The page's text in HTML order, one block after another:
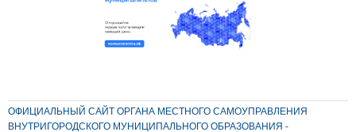
ОФИЦИАЛЬНЫЙ САЙТ ОРГАНА МЕСТНОГО САМОУПРАВЛЕНИЯ
ВНУТРИГОРОДСКОГО МУНИЦИПАЛЬНОГО ОБРАЗОВАНИЯ -